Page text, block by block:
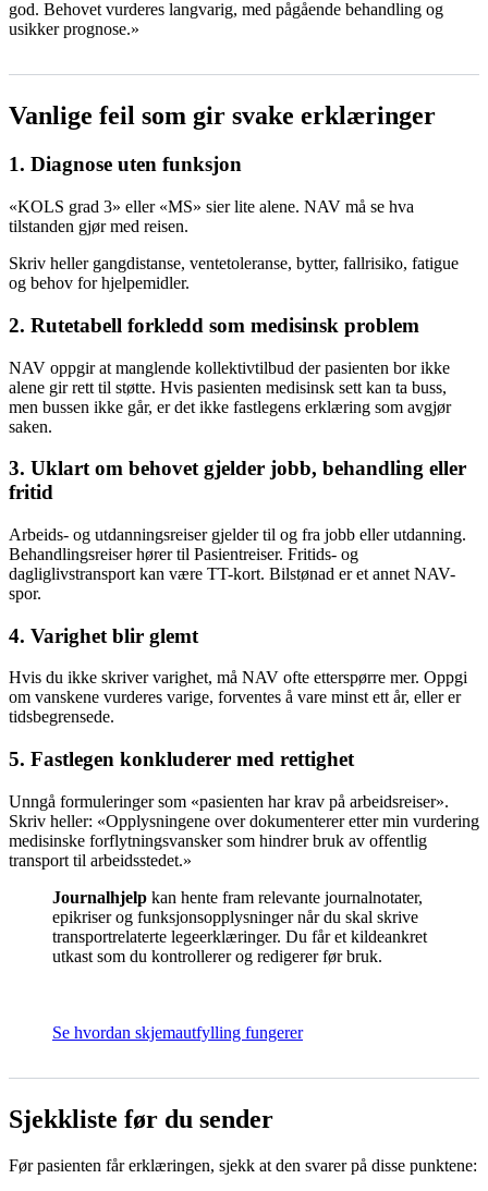
god. Behovet vurderes langvarig, med pågående behandling og
usikker prognose.»
Vanlige feil som gir svake erklæringer
1. Diagnose uten funksjon
«KOLS grad 3» eller «MS» sier lite alene. NAV må se hva
tilstanden gjør med reisen.
Skriv heller gangdistanse, ventetoleranse, bytter, fallrisiko, fatigue
og behov for hjelpemidler.
2. Rutetabell forkledd som medisinsk problem
NAV oppgir at manglende kollektivtilbud der pasienten bor ikke
alene gir rett til støtte. Hvis pasienten medisinsk sett kan ta buss,
men bussen ikke går, er det ikke fastlegens erklæring som avgjør
saken.
3. Uklart om behovet gjelder jobb, behandling eller
fritid
Arbeids- og utdanningsreiser gjelder til og fra jobb eller utdanning.
Behandlingsreiser hører til Pasientreiser. Fritids- og
dagliglivstransport kan være TT-kort. Bilstønad er et annet NAV-
spor.
4. Varighet blir glemt
Hvis du ikke skriver varighet, må NAV ofte etterspørre mer. Oppgi
om vanskene vurderes varige, forventes å vare minst ett år, eller er
tidsbegrensede.
5. Fastlegen konkluderer med rettighet
Unngå formuleringer som «pasienten har krav på arbeidsreiser».
Skriv heller: «Opplysningene over dokumenterer etter min vurdering
medisinske forflytningsvansker som hindrer bruk av offentlig
transport til arbeidsstedet.»
Journalhjelp kan hente fram relevante journalnotater,
epikriser og funksjonsopplysninger når du skal skrive
transportrelaterte legeerklæringer. Du får et kildeankret
utkast som du kontrollerer og redigerer før bruk.
Se hvordan skjemautfylling fungerer
Sjekkliste før du sender
Før pasienten får erklæringen, sjekk at den svarer på disse punktene: